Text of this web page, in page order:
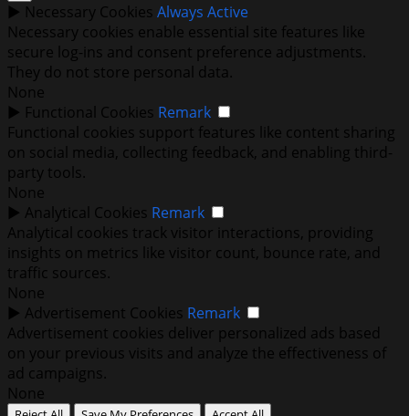
► Necessary Cookies Always Active
Necessary cookies enable essential site features like
secure log-ins and consent preference adjustments.
They do not store personal data.
None
► Functional Cookies Remark
Functional cookies support features like content sharing
on social media, collecting feedback, and enabling third-
party tools.
None
► Analytical Cookies Remark
Analytical cookies track visitor interactions, providing
insights on metrics like visitor count, bounce rate, and
traffic sources.
None
► Advertisement Cookies Remark
Advertisement cookies deliver personalized ads based
on your previous visits and analyze the effectiveness of
ad campaigns.
None